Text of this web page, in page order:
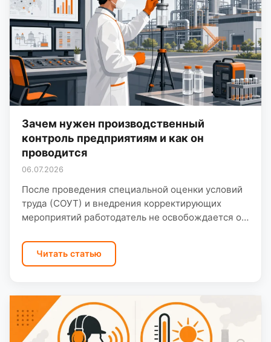
Зачем нужен производственный
контроль предприятиям и как он
проводится
06.07.2026
После проведения специальной оценки условий
труда (СОУТ) и внедрения корректирующих
мероприятий работодатель не освобождается от
безопасной производственной среды. Наоборот,
для системного наблюдения за санитарно-
Читать статью